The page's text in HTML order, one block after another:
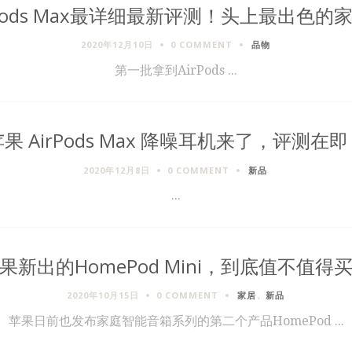
Max最详细最新评测！头上最出色的
2020年12月10日 0 COMMENT 品物
第一批拿到AirPods ...
AirPods Max 降噪耳机来了，评测在即
2020年12月8日 0 COMMENT 新品
...
新出的HomePod Mini，到底值不值得
2020年10月15日 0 COMMENT 家居 , 新品
苹果日前也发布家庭智能音箱系列的第二个产品HomePod ...